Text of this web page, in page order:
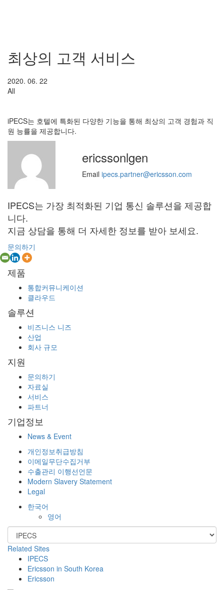
최상의 고객 서비스
2020. 06. 22
All
iPECS는 호텔에 특화된 다양한 기능을 통해 최상의 고객 경험과 직
원 능률을 제공합니다.
ericssonlgen
Emailipecs.partner@ericsson.com
IPECS는 가장 최적화된 기업 통신 솔루션을 제공합
니다.
지금 상담을 통해 더 자세한 정보를 받아 보세요.
문의하기
제품
통합커뮤니케이션
클라우드
솔루션
비즈니스 니즈
산업
회사 규모
지원
문의하기
자료실
서비스
파트너
기업정보
News & Event
개인정보취급방침
이메일무단수집거부
수출관리 이행선언문
Modern Slavery Statement
Legal
한국어
영어
Related Sites
IPECS
Ericsson in South Korea
Ericsson